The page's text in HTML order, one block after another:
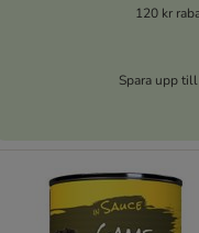
120 kr
Spara upp